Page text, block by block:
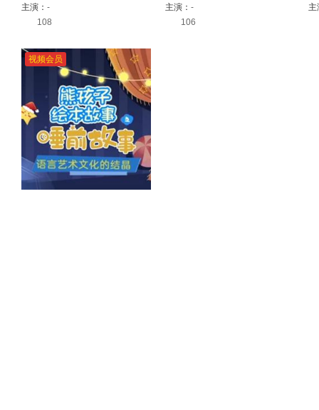
主演： -
108
主演： -
106
主
视频会员